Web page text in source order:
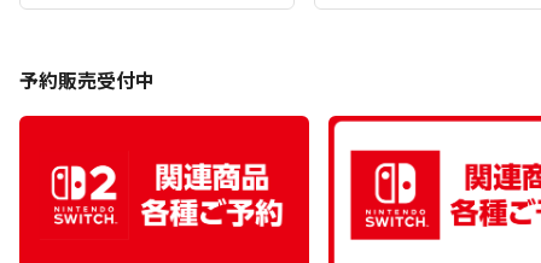
ポンジ♪
予約販売受付中